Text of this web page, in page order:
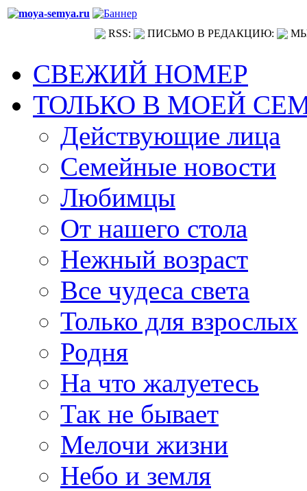
RSS: ПИСЬМО В РЕДАКЦИЮ:
СВЕЖИЙ НОМЕР
ТОЛЬКО В МОЕЙ
Действующие лица
Семейные новости
Любимцы
От нашего стола
Нежный возраст
Все чудеса света
Только для взрослых
Родня
На что жалуетесь
Так не бывает
Мелочи жизни
Небо и земля